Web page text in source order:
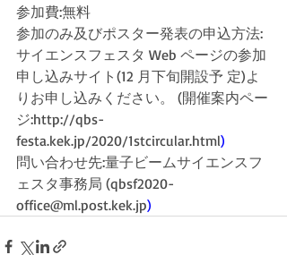
参加費:無料
参加のみ及びポスター発表の申込方法:
サイエンスフェスタ Web ページの参加
申し込みサイト(12 月下旬開設予 定)よ
りお申し込みください。 (開催案内ペー
ジ:http://qbs-
festa.kek.jp/2020/1stcircular.html)
問い合わせ先:量子ビームサイエンスフ
ェスタ事務局 (qbsf2020-
office@ml.post.kek.jp)